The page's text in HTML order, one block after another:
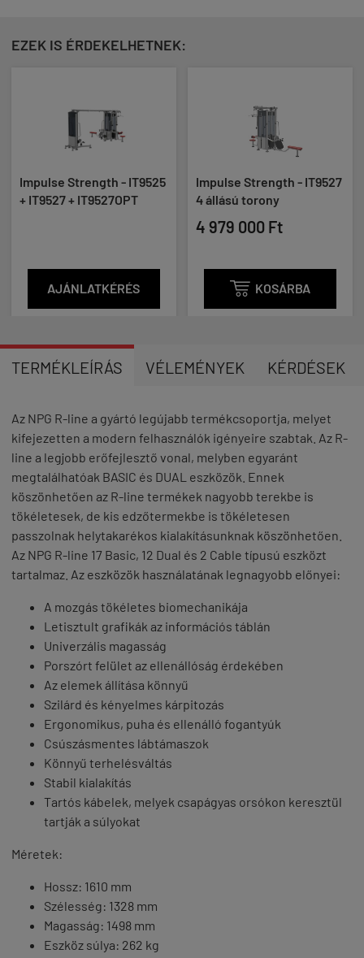
EZEK IS ÉRDEKELHETNEK:
Impulse Strength - IT9525
+ IT9527 + IT9527OPT
AJÁNLATKÉRÉS
Impulse Strength - IT9527
4 állású torony
4 979 000 Ft
 KOSÁRBA
TERMÉKLEÍRÁS VÉLEMÉNYEK KÉRDÉSEK
Az NPG R-line a gyártó legújabb termékcsoportja, melyet
kifejezetten a modern felhasználók igényeire szabtak. Az R-
line a legjobb erőfejlesztő vonal, melyben egyaránt
megtalálhatóak BASIC és DUAL eszközök. Ennek
köszönhetően az R-line termékek nagyobb terekbe is
tökéletesek, de kis edzőtermekbe is tökéletesen
passzolnak helytakarékos kialakításunknak köszönhetően.
Az NPG R-line 17 Basic, 12 Dual és 2 Cable típusú eszközt
tartalmaz. Az eszközök használatának legnagyobb előnyei:
A mozgás tökéletes biomechanikája
Letisztult grafikák az információs táblán
Univerzális magasság
Porszórt felület az ellenállóság érdekében
Az elemek állítása könnyű
Szilárd és kényelmes kárpitozás
Ergonomikus, puha és ellenálló fogantyúk
Csúszásmentes lábtámaszok
Könnyű terhelésváltás
Stabil kialakítás
Tartós kábelek, melyek csapágyas orsókon keresztül
tartják a súlyokat
Méretek:
Hossz: 1610 mm
Szélesség: 1328 mm
Magasság: 1498 mm
Eszköz súlya: 262 kg